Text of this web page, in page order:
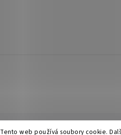
Tento web používá soubory cookie.